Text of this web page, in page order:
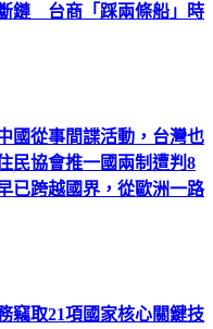
鏈 台商「踩兩條船」時
國從事間諜活動，台灣也
民協會推一國兩制遭判8
已跨越國界，從歐洲一路
竊取21項國家核心關鍵技